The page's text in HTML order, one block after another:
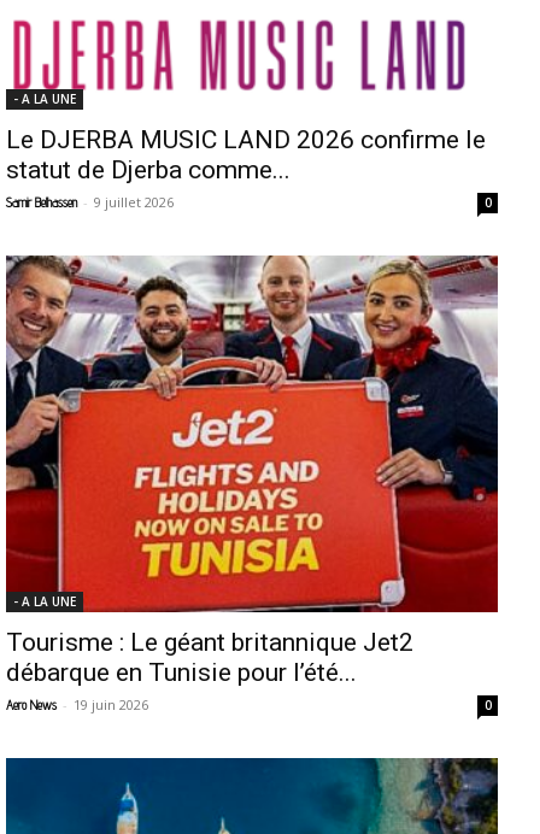
- A LA UNE
Le DJERBA MUSIC LAND 2026 confirme le
statut de Djerba comme...
Samir Belhassen - 9 juillet 2026 0
- A LA UNE
Tourisme : Le géant britannique Jet2
débarque en Tunisie pour l’été...
Aero News - 19 juin 2026 0